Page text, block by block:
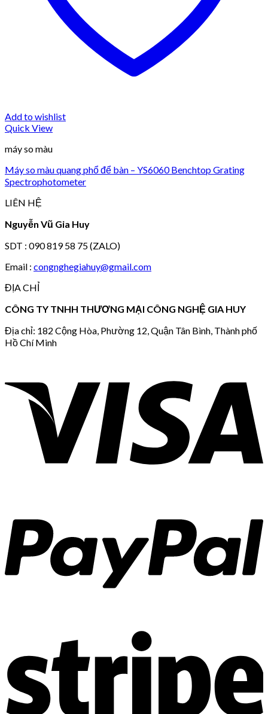
Add to wishlist
Quick View
máy so màu
Máy so màu quang phổ để bàn – YS6060 Benchtop Grating
Spectrophotometer
LIÊN HỆ
Nguyễn Vũ Gia Huy
SDT : 090 819 58 75 (ZALO)
Email : congnghegiahuy@gmail.com
ĐỊA CHỈ
CÔNG TY TNHH THƯƠNG MẠI CÔNG NGHỆ GIA HUY
Địa chỉ: 182 Cộng Hòa, Phường 12, Quận Tân Bình, Thành phố
Hồ Chí Minh